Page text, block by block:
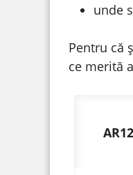
unde
Pentru că
ce merită